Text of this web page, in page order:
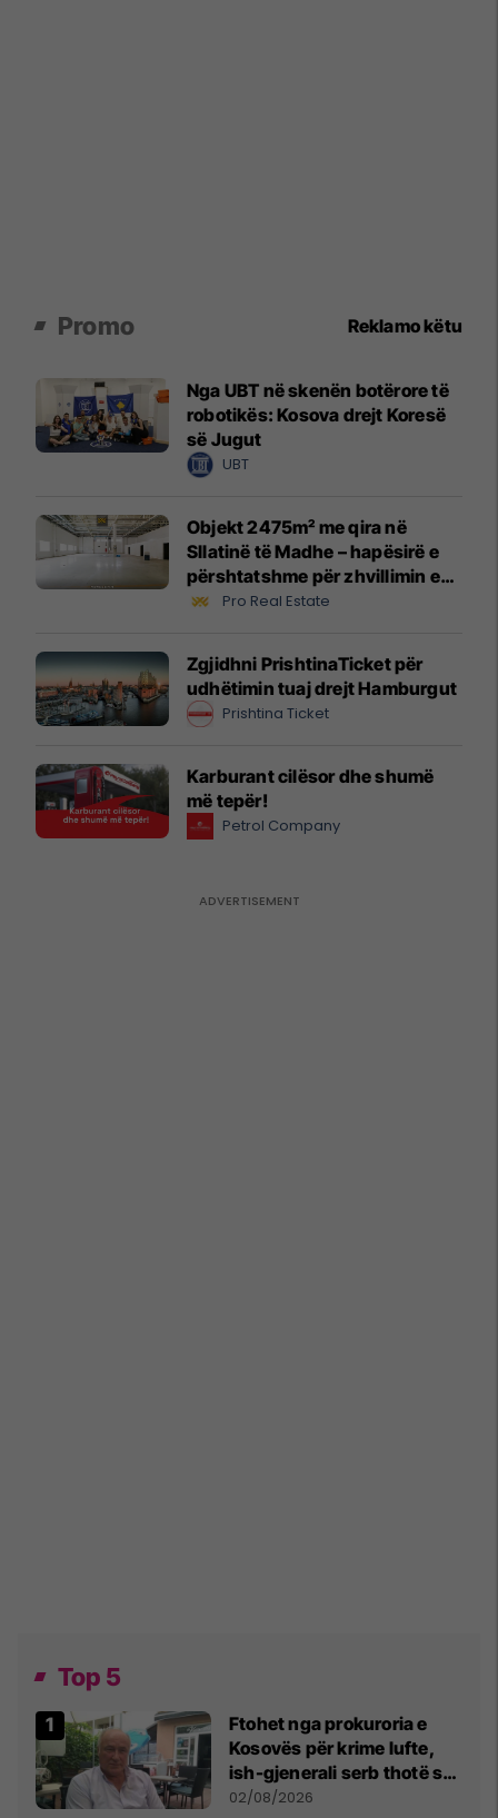
Promo Reklamo këtu
Nga UBT në skenën botërore të
robotikës: Kosova drejt Koresë
së Jugut
UBT
Objekt 2475m² me qira në
Sllatinë të Madhe – hapësirë e
përshtatshme për zhvillimin e
biznesit #16068
Pro Real Estate
Zgjidhni PrishtinaTicket për
udhëtimin tuaj drejt Hamburgut
Prishtina Ticket
Karburant cilësor dhe shumë
më tepër!
Petrol Company
Top 5
Ftohet nga prokuroria e
Kosovës për krime lufte,
ish-gjenerali serb thotë se
dikush e tradhtoi në
02/08/2026